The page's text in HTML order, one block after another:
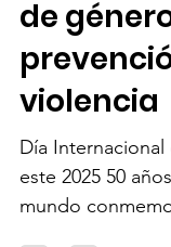
lucha por
de
violencia
Día